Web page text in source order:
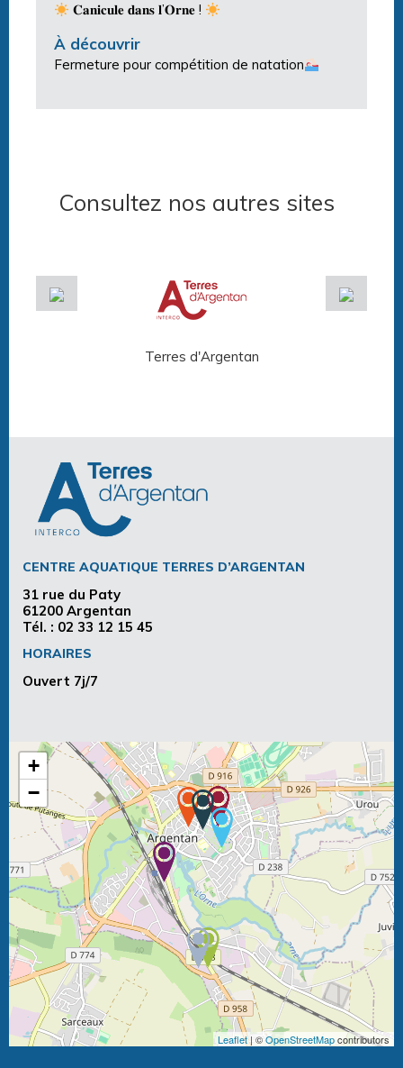
𝐂𝐚𝐧𝐢𝐜𝐮𝐥𝐞 𝐝𝐚𝐧𝐬 𝐥’𝐎𝐫𝐧𝐞 !
À découvrir
Fermeture pour compétition de natation
Consultez nos autres sites
Terres d'Argentan
CENTRE AQUATIQUE TERRES D’ARGENTAN
31 rue du Paty
61200 Argentan
Tél. : 02 33 12 15 45
HORAIRES
Ouvert 7j/7
+
−
Leaflet| ©OpenStreetMapcontributors